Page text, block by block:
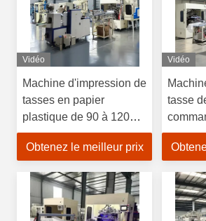
Vidéo
Machine d'impression de
tasses en papier
plastique de 90 à 120
mm avec écran tactile et
consommation d'énergie
Obtenez le meilleur prix
Vidéo
tasse
PLC
encre